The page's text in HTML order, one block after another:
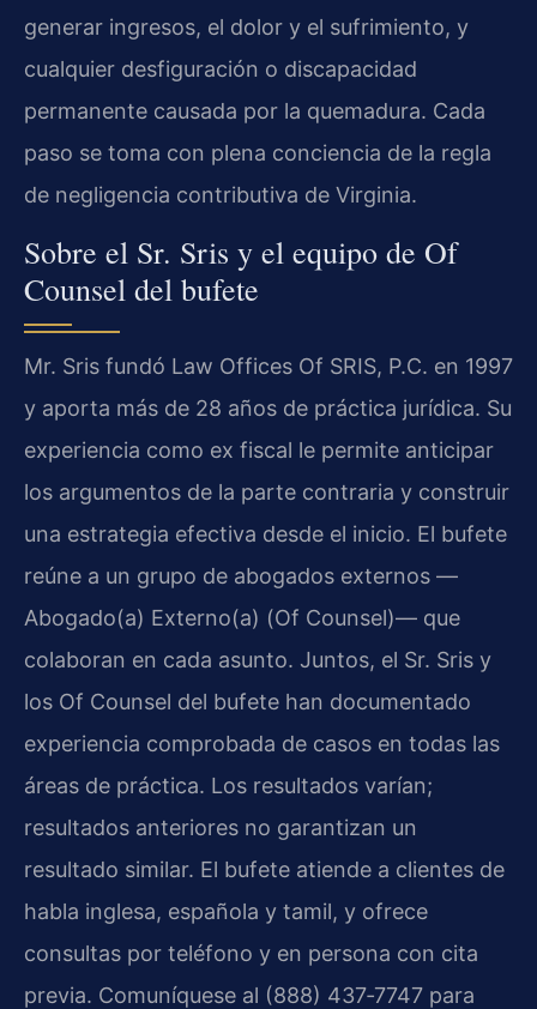
generar ingresos, el dolor y el sufrimiento, y
cualquier desfiguración o discapacidad
permanente causada por la quemadura. Cada
paso se toma con plena conciencia de la regla
de negligencia contributiva de Virginia.
Sobre el Sr. Sris y el equipo de Of
Counsel del bufete
Mr. Sris fundó Law Offices Of SRIS, P.C. en 1997
y aporta más de 28 años de práctica jurídica. Su
experiencia como ex fiscal le permite anticipar
los argumentos de la parte contraria y construir
una estrategia efectiva desde el inicio. El bufete
reúne a un grupo de abogados externos —
Abogado(a) Externo(a) (Of Counsel)— que
colaboran en cada asunto. Juntos, el Sr. Sris y
los Of Counsel del bufete han documentado
experiencia comprobada de casos en todas las
áreas de práctica. Los resultados varían;
resultados anteriores no garantizan un
resultado similar. El bufete atiende a clientes de
habla inglesa, española y tamil, y ofrece
consultas por teléfono y en persona con cita
previa. Comuníquese al (888) 437‑7747 para